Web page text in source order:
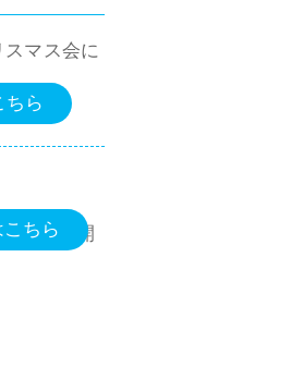
マス会に
ら
ズ」が開
ちら